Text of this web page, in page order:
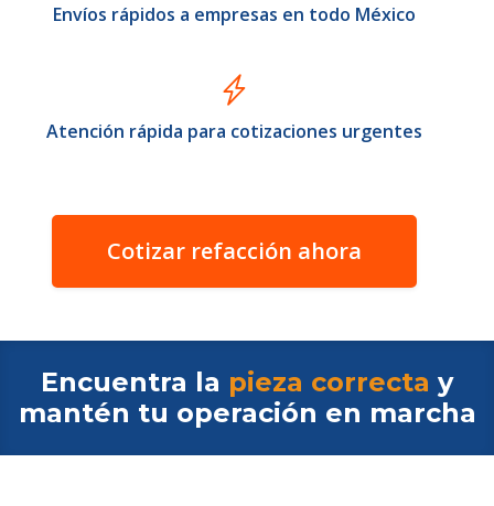
Envíos rápidos a empresas en todo México
Atención rápida para cotizaciones urgentes
Cotizar refacción ahora
Encuentra la pieza correcta y
mantén tu operación en marcha